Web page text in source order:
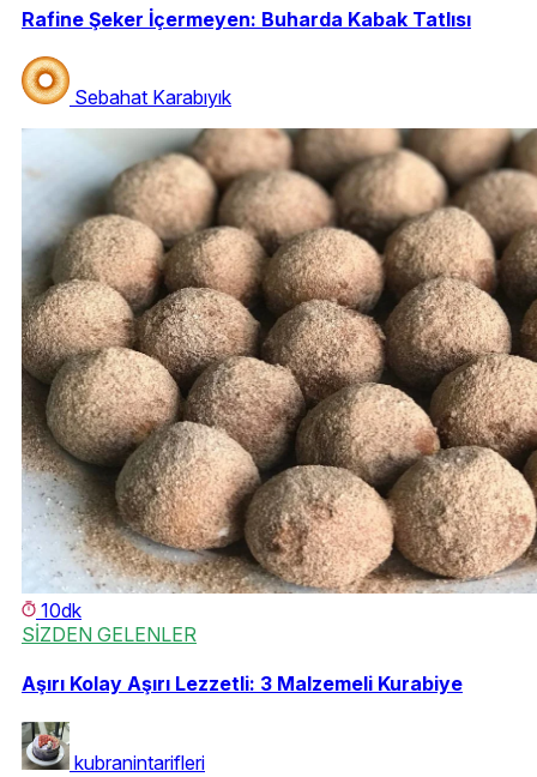
Rafine Şeker İçermeyen: Buharda Kabak Tatlısı
Sebahat Karabıyık
10dk
SİZDEN GELENLER
Aşırı Kolay Aşırı Lezzetli: 3 Malzemeli Kurabiye
kubranintarifleri